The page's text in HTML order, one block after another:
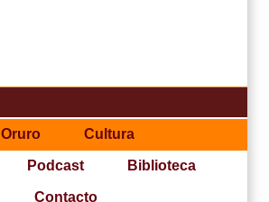
Oruro Cultura
Podcast Biblioteca
Contacto